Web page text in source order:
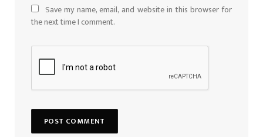
Save my name, email, and website in this browser for
the next time I comment.